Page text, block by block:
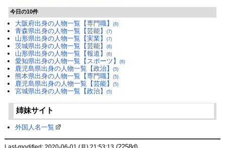
今日の10件
大阪府出身の人物一覧【専門職】 (8)
青森県出身の人物一覧【芸能】 (7)
山形県出身の人物一覧【実業】 (7)
茨城県出身の人物一覧【芸能】 (6)
山形県出身の人物一覧【報道】 (6)
愛知県出身の人物一覧【スポーツ】 (6)
鹿児島県出身の人物一覧【政治】 (5)
熊本県出身の人物一覧【専門職】 (5)
鹿児島県出身の人物一覧【芸能】 (5)
宮城県出身の人物一覧【政治】 (5)
姉妹サイト
外国人名一覧